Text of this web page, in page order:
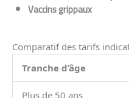
Vaccins grippaux
Comparatif des tarifs
Tranche d’âge
Plus de 50 ans